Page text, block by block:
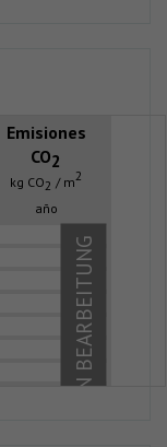
Emisiones
CO2
kg CO2 / m2
año
IN BEARBEITUNG